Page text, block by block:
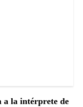
a la intérprete de